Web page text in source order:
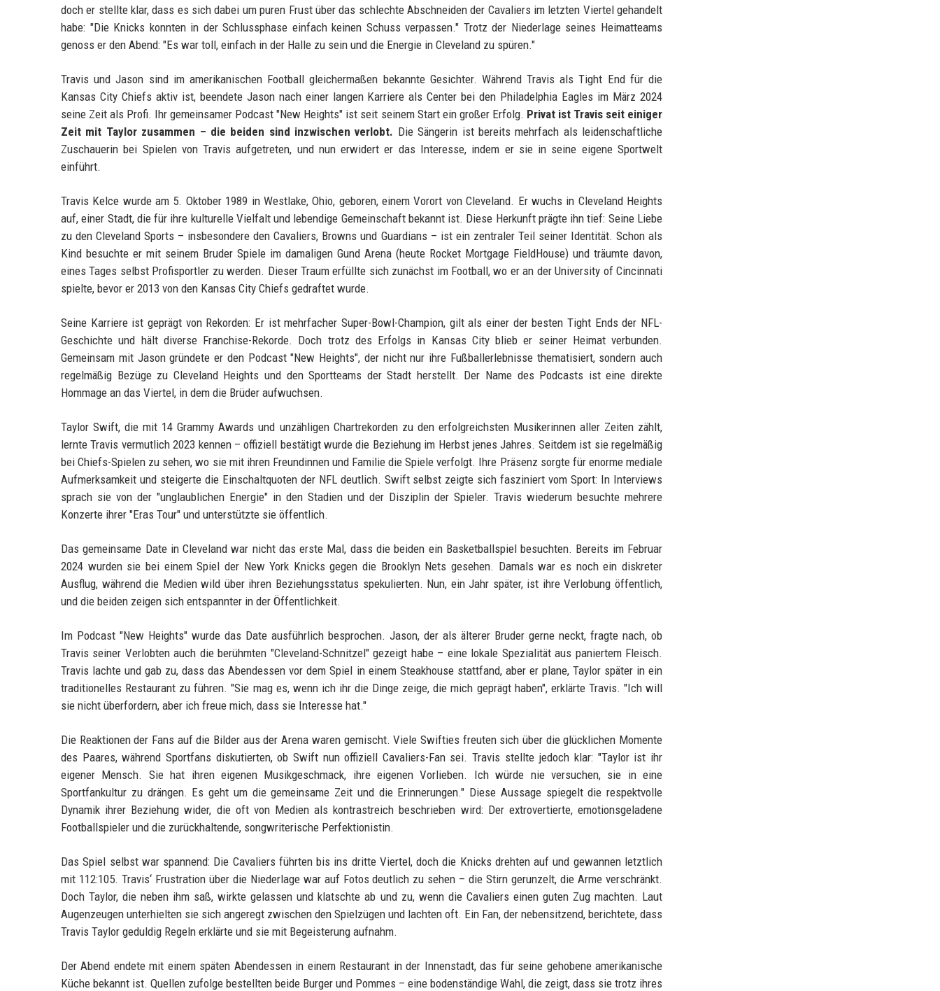
doch er stellte klar, dass es sich dabei um puren Frust über das schlechte Abschneiden der Cavaliers im letzten Viertel gehandelt
habe: "Die Knicks konnten in der Schlussphase einfach keinen Schuss verpassen." Trotz der Niederlage seines Heimatteams
genoss er den Abend: "Es war toll, einfach in der Halle zu sein und die Energie in Cleveland zu spüren."
Travis und Jason sind im amerikanischen Football gleichermaßen bekannte Gesichter. Während Travis als Tight End für die
Kansas City Chiefs aktiv ist, beendete Jason nach einer langen Karriere als Center bei den Philadelphia Eagles im März 2024
seine Zeit als Profi. Ihr gemeinsamer Podcast "New Heights" ist seit seinem Start ein großer Erfolg. Privat ist Travis seit einiger
Zeit mit Taylor zusammen – die beiden sind inzwischen verlobt. Die Sängerin ist bereits mehrfach als leidenschaftliche
Zuschauerin bei Spielen von Travis aufgetreten, und nun erwidert er das Interesse, indem er sie in seine eigene Sportwelt
einführt.
Travis Kelce wurde am 5. Oktober 1989 in Westlake, Ohio, geboren, einem Vorort von Cleveland. Er wuchs in Cleveland Heights
auf, einer Stadt, die für ihre kulturelle Vielfalt und lebendige Gemeinschaft bekannt ist. Diese Herkunft prägte ihn tief: Seine Liebe
zu den Cleveland Sports – insbesondere den Cavaliers, Browns und Guardians – ist ein zentraler Teil seiner Identität. Schon als
Kind besuchte er mit seinem Bruder Spiele im damaligen Gund Arena (heute Rocket Mortgage FieldHouse) und träumte davon,
eines Tages selbst Profisportler zu werden. Dieser Traum erfüllte sich zunächst im Football, wo er an der University of Cincinnati
spielte, bevor er 2013 von den Kansas City Chiefs gedraftet wurde.
Seine Karriere ist geprägt von Rekorden: Er ist mehrfacher Super-Bowl-Champion, gilt als einer der besten Tight Ends der NFL-
Geschichte und hält diverse Franchise-Rekorde. Doch trotz des Erfolgs in Kansas City blieb er seiner Heimat verbunden.
Gemeinsam mit Jason gründete er den Podcast "New Heights", der nicht nur ihre Fußballerlebnisse thematisiert, sondern auch
regelmäßig Bezüge zu Cleveland Heights und den Sportteams der Stadt herstellt. Der Name des Podcasts ist eine direkte
Hommage an das Viertel, in dem die Brüder aufwuchsen.
Taylor Swift, die mit 14 Grammy Awards und unzähligen Chartrekorden zu den erfolgreichsten Musikerinnen aller Zeiten zählt,
lernte Travis vermutlich 2023 kennen – offiziell bestätigt wurde die Beziehung im Herbst jenes Jahres. Seitdem ist sie regelmäßig
bei Chiefs-Spielen zu sehen, wo sie mit ihren Freundinnen und Familie die Spiele verfolgt. Ihre Präsenz sorgte für enorme mediale
Aufmerksamkeit und steigerte die Einschaltquoten der NFL deutlich. Swift selbst zeigte sich fasziniert vom Sport: In Interviews
sprach sie von der "unglaublichen Energie" in den Stadien und der Disziplin der Spieler. Travis wiederum besuchte mehrere
Konzerte ihrer "Eras Tour" und unterstützte sie öffentlich.
Das gemeinsame Date in Cleveland war nicht das erste Mal, dass die beiden ein Basketballspiel besuchten. Bereits im Februar
2024 wurden sie bei einem Spiel der New York Knicks gegen die Brooklyn Nets gesehen. Damals war es noch ein diskreter
Ausflug, während die Medien wild über ihren Beziehungsstatus spekulierten. Nun, ein Jahr später, ist ihre Verlobung öffentlich,
und die beiden zeigen sich entspannter in der Öffentlichkeit.
Im Podcast "New Heights" wurde das Date ausführlich besprochen. Jason, der als älterer Bruder gerne neckt, fragte nach, ob
Travis seiner Verlobten auch die berühmten "Cleveland-Schnitzel" gezeigt habe – eine lokale Spezialität aus paniertem Fleisch.
Travis lachte und gab zu, dass das Abendessen vor dem Spiel in einem Steakhouse stattfand, aber er plane, Taylor später in ein
traditionelles Restaurant zu führen. "Sie mag es, wenn ich ihr die Dinge zeige, die mich geprägt haben", erklärte Travis. "Ich will
sie nicht überfordern, aber ich freue mich, dass sie Interesse hat."
Die Reaktionen der Fans auf die Bilder aus der Arena waren gemischt. Viele Swifties freuten sich über die glücklichen Momente
des Paares, während Sportfans diskutierten, ob Swift nun offiziell Cavaliers-Fan sei. Travis stellte jedoch klar: "Taylor ist ihr
eigener Mensch. Sie hat ihren eigenen Musikgeschmack, ihre eigenen Vorlieben. Ich würde nie versuchen, sie in eine
Sportfankultur zu drängen. Es geht um die gemeinsame Zeit und die Erinnerungen." Diese Aussage spiegelt die respektvolle
Dynamik ihrer Beziehung wider, die oft von Medien als kontrastreich beschrieben wird: Der extrovertierte, emotionsgeladene
Footballspieler und die zurückhaltende, songwriterische Perfektionistin.
Das Spiel selbst war spannend: Die Cavaliers führten bis ins dritte Viertel, doch die Knicks drehten auf und gewannen letztlich
mit 112:105. Travis‘ Frustration über die Niederlage war auf Fotos deutlich zu sehen – die Stirn gerunzelt, die Arme verschränkt.
Doch Taylor, die neben ihm saß, wirkte gelassen und klatschte ab und zu, wenn die Cavaliers einen guten Zug machten. Laut
Augenzeugen unterhielten sie sich angeregt zwischen den Spielzügen und lachten oft. Ein Fan, der nebensitzend, berichtete, dass
Travis Taylor geduldig Regeln erklärte und sie mit Begeisterung aufnahm.
Der Abend endete mit einem späten Abendessen in einem Restaurant in der Innenstadt, das für seine gehobene amerikanische
Küche bekannt ist. Quellen zufolge bestellten beide Burger und Pommes – eine bodenständige Wahl, die zeigt, dass sie trotz ihres